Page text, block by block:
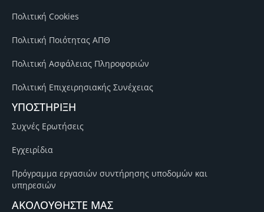
Πολιτική Cookies
Πολιτική Ποιότητας ΑΠΘ
Πολιτική Ασφάλειας Πληροφοριών
Πολιτική Επιχειρησιακής Συνέχειας
ΥΠΟΣΤΗΡΙΞΗ
Συχνές Ερωτήσεις
Εγχειρίδια
Πρόγραμμα εργασιών συντήρησης υποδομών και
υπηρεσιών
ΑΚΟΛΟΥΘΗΣΤΕ ΜΑΣ